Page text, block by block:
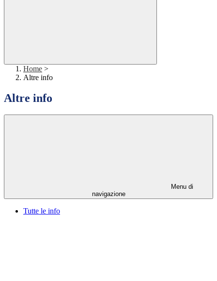
Home >
Altre info
Altre info
Menu di
navigazione
Tutte le info